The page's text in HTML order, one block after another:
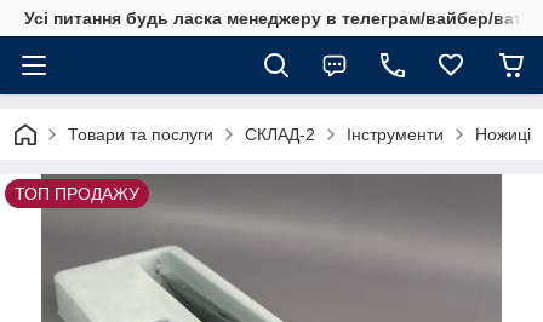
Усі питання будь ласка менеджеру в телеграм/вайбер/
Товари та послуги СКЛАД-2 Інструменти Ножиці
ТОП ПРОДАЖУ